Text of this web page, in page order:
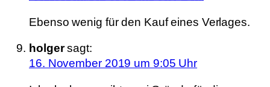
Ebenso wenig für den Kauf eines Verlages.
holger sagt:
16. November 2019 um 9:05 Uhr